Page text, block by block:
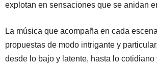
explotan en sensaciones que se anidan
La música que acompaña en cada
propuestas de modo intrigante y
desde lo bajo y latente, hasta lo cotidiano